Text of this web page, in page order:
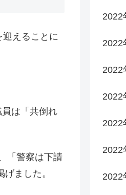
えることに
は「共倒れ
「警察は下請
ました。
2022
2022
2022
2022
2022
2022
2022